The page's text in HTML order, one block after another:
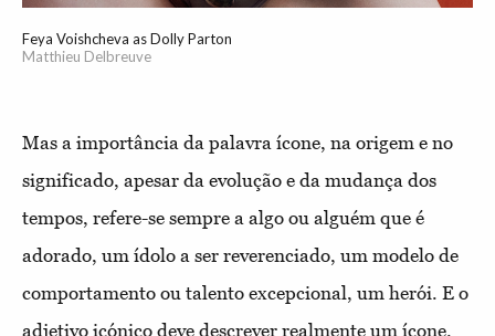
Feya Voishcheva as Dolly Parton
Matthieu Delbreuve
Mas a importância da palavra ícone, na origem e no
significado, apesar da evolução e da mudança dos
tempos, refere-se sempre a algo ou alguém que é
adorado, um ídolo a ser reverenciado, um modelo de
comportamento ou talento excepcional, um herói. E o
adjetivo icónico deve descrever realmente um ícone.